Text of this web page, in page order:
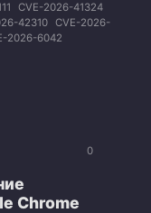
CVE-2026-41324
42310 CVE-2026-
2026-6042
0
Chrome